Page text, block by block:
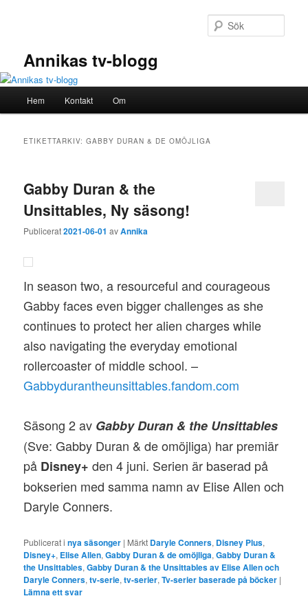
Annikas tv-blogg
Hem Kontakt Om
ETIKETTARKIV:GABBY DURAN & DE OMÖJLIGA
Gabby Duran & the
Unsittables, Ny säsong!
Publicerat2021-06-01 avAnnika
In season two, a resourceful and courageous
Gabby faces even bigger challenges as she
continues to protect her alien charges while
also navigating the everyday emotional
rollercoaster of middle school. –
Gabbydurantheunsittables.fandom.com
Säsong 2 av Gabby Duran & the Unsittables
(Sve: Gabby Duran & de omöjliga) har premiär
på Disney+ den 4 juni. Serien är baserad på
bokserien med samma namn av Elise Allen och
Daryle Conners.
Publicerat i nya säsonger | Märkt Daryle Conners, Disney Plus,
Disney+, Elise Allen,Gabby Duran & de omöjliga,Gabby Duran &
the Unsittables,Gabby Duran & the Unsittables av Elise Allen och
Daryle Conners,tv-serie,tv-serier,Tv-serier baserade på böcker |
Lämna ett svar